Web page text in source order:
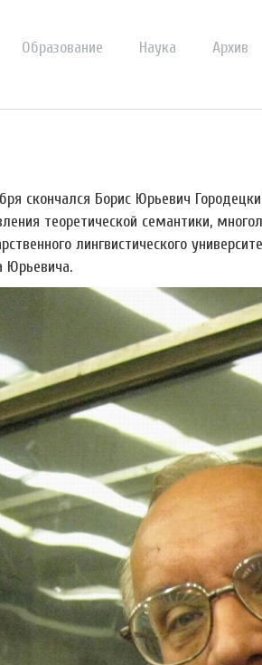
Образование Наука Архив
скончался Борис Юрьевич
теоретической семантики,
лингвистического
Юрьевича.